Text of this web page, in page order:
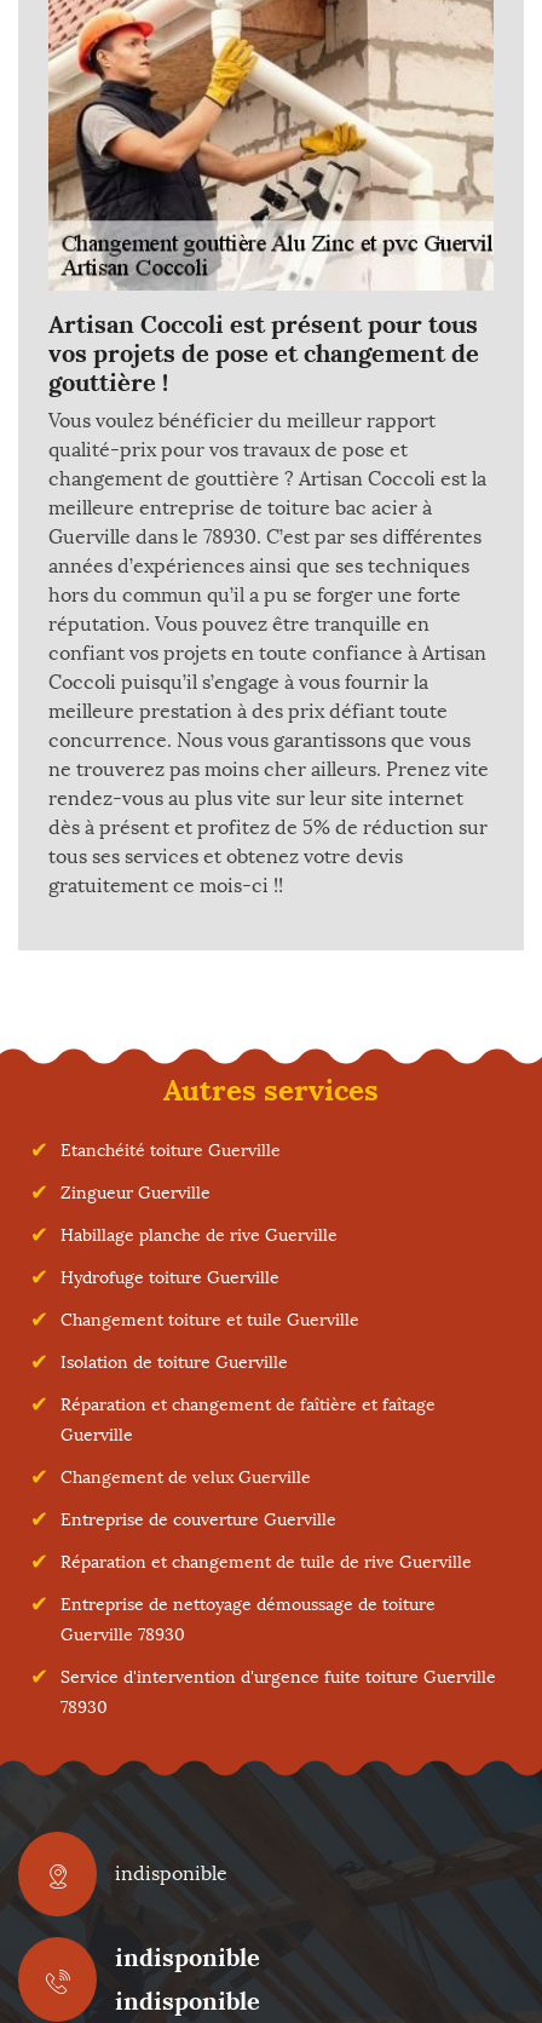
Artisan Coccoli est présent pour tous
vos projets de pose et changement de
gouttière !
Vous voulez bénéficier du meilleur rapport
qualité-prix pour vos travaux de pose et
changement de gouttière ? Artisan Coccoli est la
meilleure entreprise de toiture bac acier à
Guerville dans le 78930. C’est par ses différentes
années d’expériences ainsi que ses techniques
hors du commun qu’il a pu se forger une forte
réputation. Vous pouvez être tranquille en
confiant vos projets en toute confiance à Artisan
Coccoli puisqu’il s’engage à vous fournir la
meilleure prestation à des prix défiant toute
concurrence. Nous vous garantissons que vous
ne trouverez pas moins cher ailleurs. Prenez vite
rendez-vous au plus vite sur leur site internet
dès à présent et profitez de 5% de réduction sur
tous ses services et obtenez votre devis
gratuitement ce mois-ci !!
Autres services
Etanchéité toiture Guerville
Zingueur Guerville
Habillage planche de rive Guerville
Hydrofuge toiture Guerville
Changement toiture et tuile Guerville
Isolation de toiture Guerville
Réparation et changement de faîtière et faîtage
Guerville
Changement de velux Guerville
Entreprise de couverture Guerville
Réparation et changement de tuile de rive Guerville
Entreprise de nettoyage démoussage de toiture
Guerville 78930
Service d'intervention d'urgence fuite toiture Guerville
78930
indisponible
indisponible
indisponible